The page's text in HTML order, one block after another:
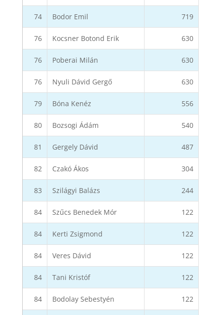
74 Bodor Emil 719
76 Kocsner Botond Erik 630
76 Poberai Milán 630
76 Nyuli Dávid Gergő 630
79 Bóna Kenéz 556
80 Bozsogi Ádám 540
81 Gergely Dávid 487
82 Czakó Ákos 304
83 Szilágyi Balázs 244
84 Szűcs Benedek Mór 122
84 Kerti Zsigmond 122
84 Veres Dávid 122
84 Tani Kristóf 122
84 Bodolay Sebestyén 122